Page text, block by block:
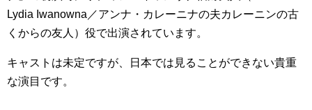
Lydia Iwanowna／アンナ・カレーニナの夫カレーニンの古
くからの友人）役で出演されています。
キャストは未定ですが、日本では見ることができない貴重
な演目です。